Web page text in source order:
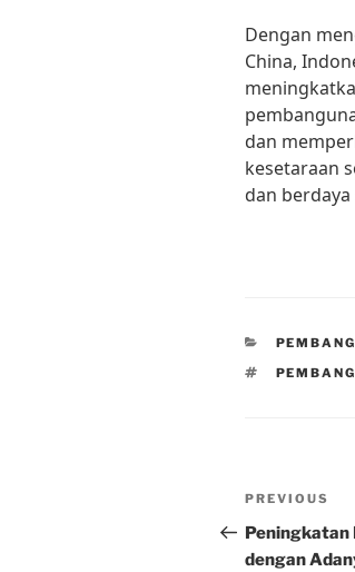
Dengan
China,
dan
kesetaraan
dan
TAGS
Post
Previous
Post
PREVIOUS
Peningkatan
dengan